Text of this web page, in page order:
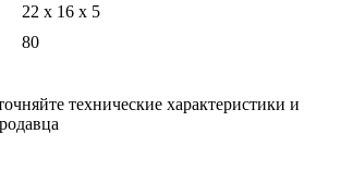
22 x 16 x 5
80
технические характеристики и